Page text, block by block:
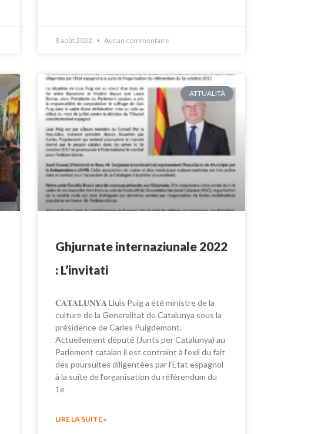
8 août 2022 Aucun commentaire
ATTUALITÀ
Ghjurnate internaziunale 2022
: L’invitati
𝐂𝐀𝐓𝐀𝐋𝐔𝐍𝐘𝐀 Lluìs Puig a été ministre de la
culture de la Generalitat de Catalunya sous la
présidence de Carles Puigdemont.
Actuellement député (Junts per Catalunya) au
Parlement catalan il est contraint à l‘exil du fait
des poursuites diligentées par l‘Etat espagnol
à la suite de l‘organisation du référendum du
1e
LIRE LA SUITE »